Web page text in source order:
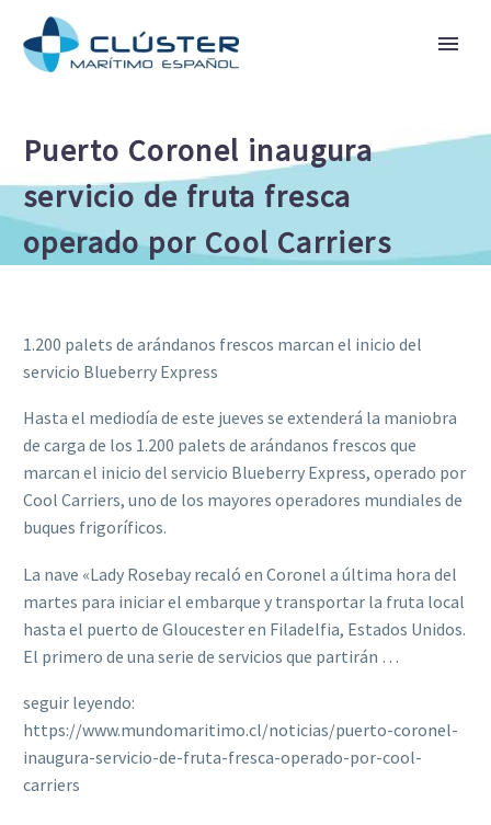
Puerto Coronel inaugura
servicio de fruta fresca
operado por Cool Carriers
1.200 palets de arándanos frescos marcan el inicio del
servicio Blueberry Express
Hasta el mediodía de este jueves se extenderá la maniobra
de carga de los 1.200 palets de arándanos frescos que
marcan el inicio del servicio Blueberry Express, operado por
Cool Carriers, uno de los mayores operadores mundiales de
buques frigoríficos.
La nave «Lady Rosebay recaló en Coronel a última hora del
martes para iniciar el embarque y transportar la fruta local
hasta el puerto de Gloucester en Filadelfia, Estados Unidos.
El primero de una serie de servicios que partirán …
seguir leyendo:
https://www.mundomaritimo.cl/noticias/puerto-coronel-
inaugura-servicio-de-fruta-fresca-operado-por-cool-
carriers